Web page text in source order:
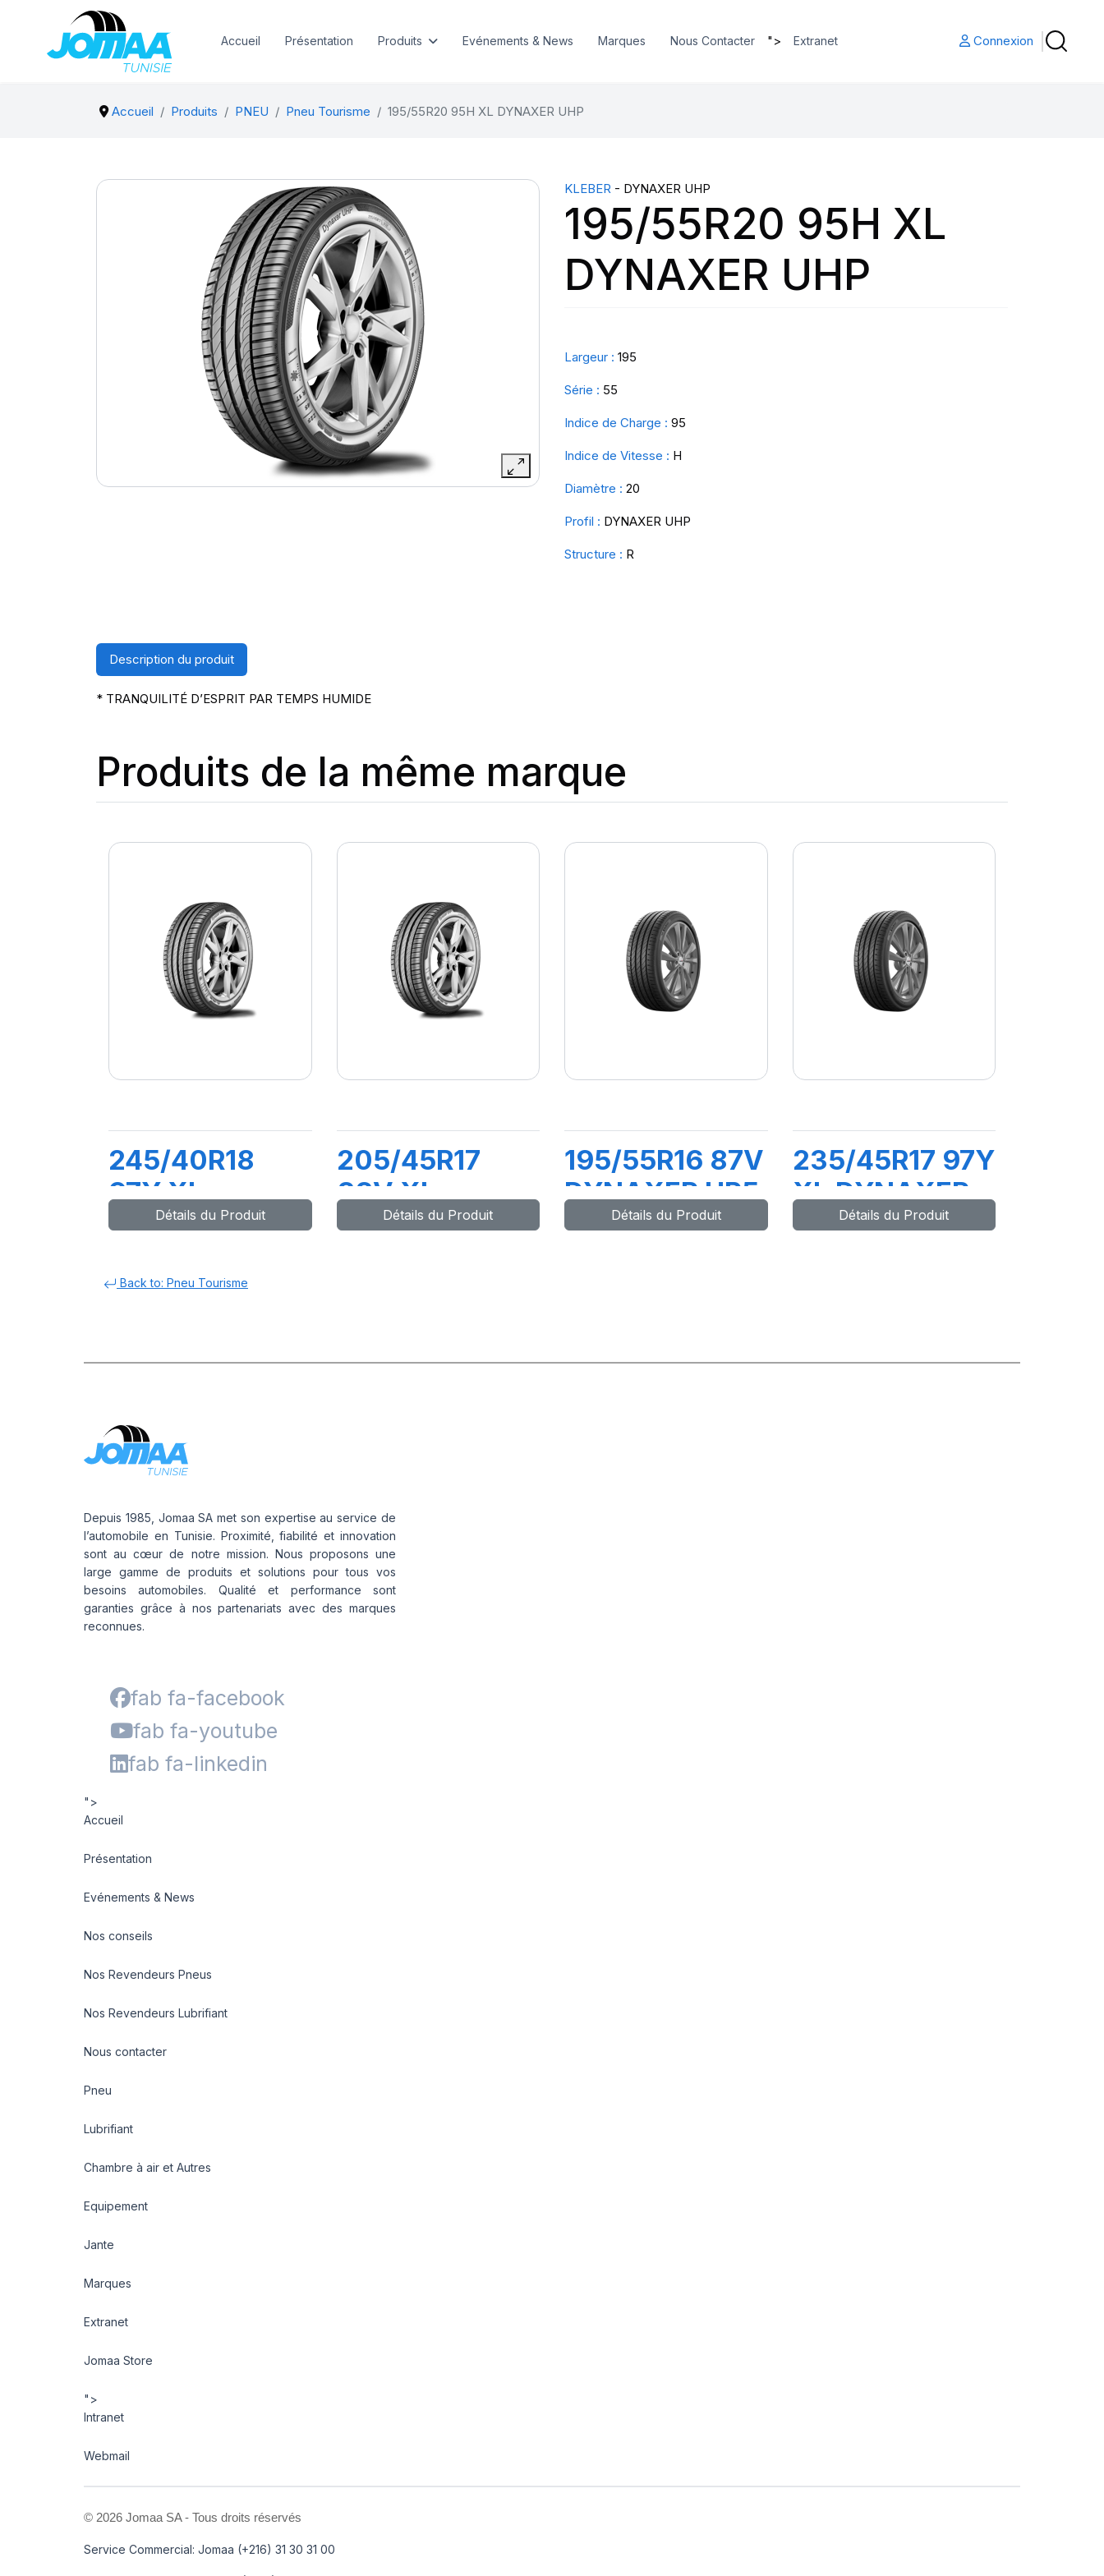
Accueil Présentation Produits Evénements & News Marques Nous Contacter "> Extranet Connexion
Accueil Produits PNEU Pneu Tourisme 195/55R20 95H XL DYNAXER UHP
KLEBER - DYNAXER UHP
195/55R20 95H XL
DYNAXER UHP
Largeur : 195
Série : 55
Indice de Charge : 95
Indice de Vitesse : H
Diamètre : 20
Profil : DYNAXER UHP
Structure : R
Description du produit
* TRANQUILITÉ D’ESPRIT PAR TEMPS HUMIDE
Produits de la même marque
245/40R18
97Y XL
DYNAXER UHP
Détails du Produit
205/45R17
88V XL
DYNAXER UHP
Détails du Produit
195/55R16 87V
DYNAXER HP5
Détails du Produit
235/45R17 97Y
XL DYNAXER
HP5Détails du Produit
Back to: Pneu Tourisme
Depuis 1985, Jomaa SA met son expertise au service de
l’automobile en Tunisie. Proximité, fiabilité et innovation
sont au cœur de notre mission. Nous proposons une
large gamme de produits et solutions pour tous vos
besoins automobiles. Qualité et performance sont
garanties grâce à nos partenariats avec des marques
reconnues.
fab fa-facebook
fab fa-youtube
fab fa-linkedin
">
Accueil
Présentation
Evénements & News
Nos conseils
Nos Revendeurs Pneus
Nos Revendeurs Lubrifiant
Nous contacter
Pneu
Lubrifiant
Chambre à air et Autres
Equipement
Jante
Marques
Extranet
Jomaa Store
">
Intranet
Webmail
© 2026 Jomaa SA - Tous droits réservés
Service Commercial: Jomaa (+216) 31 30 31 00